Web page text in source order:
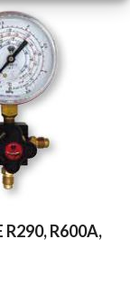
R290, R600A,